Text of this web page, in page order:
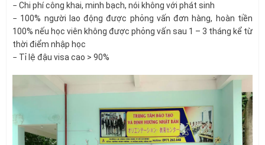
− Chi phí công khai, minh bạch, nói không với phát sinh
− 100% người lao động được phỏng vấn đơn hàng, hoàn tiền
100% nếu học viên không được phỏng vấn sau 1 – 3 tháng kể từ
thời điểm nhập học
− Tỉ lệ đậu visa cao > 90%